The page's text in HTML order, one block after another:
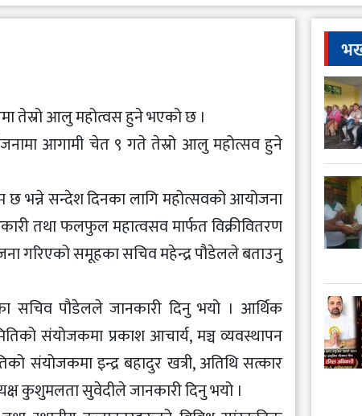
तेस्रो आलु महोत्वस हुने भएको छ ।
आगामी चेत ९ गते तेस्रो आलु महोत्सव हुने
भन्ने सन्देश दिनका लागि महोत्सवको आयोजना
तथा फलफुल महात्वसव मार्फत विक्रीवितरण
गरिएको समूहका सचिव महेन्द्र पौडेलले बताउनु
सचिव पौडेलले जानकारी दिनु भयो । आर्थिक
संयोजकमा प्रकाश आचार्य, मञ्च व्यवस्थापन
संयोजकमा इन्द्र बहादुर खत्री, अतिथि सत्कार
कुशुमलता सुवेदीले जानकारी दिनु भयो ।